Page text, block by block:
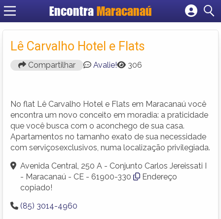
Encontra Maracanaú
Cadastrar empresa
Criar conta
Lê Carvalho Hotel e Flats
Compartilhar Avalie! 306
No flat Lê Carvalho Hotel e Flats em Maracanaú você
encontra um novo conceito em moradia: a praticidade
que você busca com o aconchego de sua casa.
Apartamentos no tamanho exato de sua necessidade
com serviçosexclusivos, numa localização privilegiada.
Avenida Central, 250 A - Conjunto Carlos Jereissati I
- Maracanaú - CE - 61900-330
Endereço
copiado!
(85) 3014-4960